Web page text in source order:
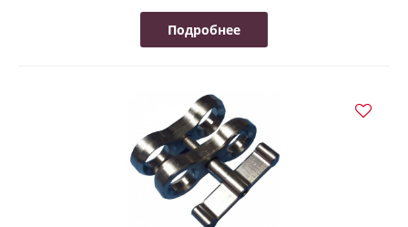
Подробнее